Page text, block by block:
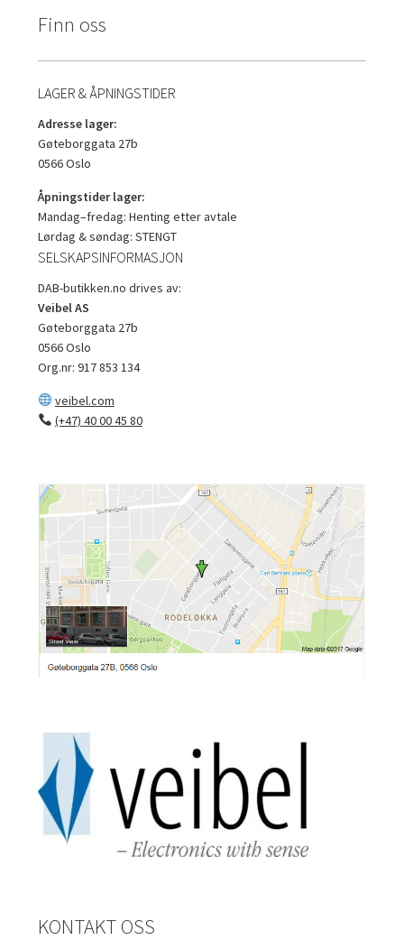
Finn oss
LAGER & ÅPNINGSTIDER
Adresse lager:
Gøteborggata 27b
0566 Oslo
Åpningstider lager:
Mandag–fredag: Henting etter avtale
Lørdag & søndag: STENGT
SELSKAPSINFORMASJON
DAB-butikken.no drives av:
Veibel AS
Gøteborggata 27b
0566 Oslo
Org.nr: 917 853 134
veibel.com
(+47) 40 00 45 80
KONTAKT OSS